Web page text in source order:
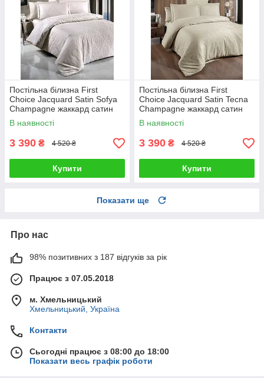
Постільна білизна First
Choice Jacquard Satin Sofya
Champagne жаккард сатин
сатин Туреччина 200х220см
В наявності
3 390 ₴ 4 520 ₴
Купити
Постільна білизна First
Choice Jacquard Satin Tecna
Champagne жаккард сатин
сатин Туреччина 200х220см
В наявності
3 390 ₴ 4 520 ₴
Купити
Показати ще
Про нас
98% позитивних з 187 відгуків за рік
Працює з 07.05.2018
м. Хмельницький
Хмельницький, Україна
Контакти
Сьогодні працює з 08:00 до 18:00
Показати весь графік роботи